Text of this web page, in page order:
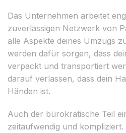
Das Unternehmen arbeitet
zuverlässigen Netzwerk von
alle Aspekte deines Umzugs
werden dafür sorgen, dass
verpackt und transportiert
darauf verlassen, dass dein
Händen ist.
Auch der bürokratische Teil
zeitaufwendig und